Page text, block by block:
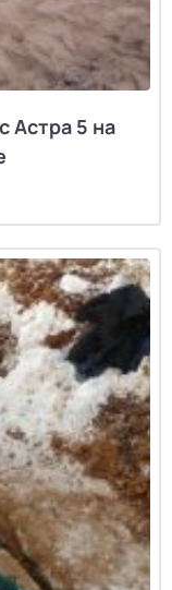
Астра 5 на